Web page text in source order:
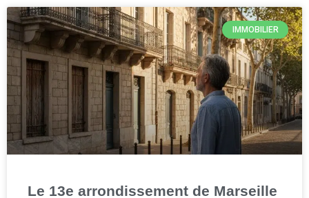
IMMOBILIER
Le 13e arrondissement de Marseille